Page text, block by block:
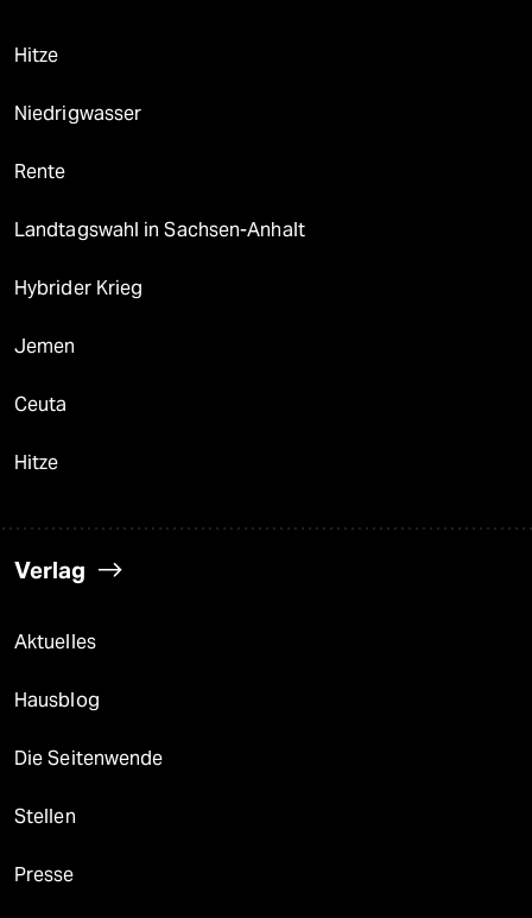
Hitze
Niedrigwasser
Rente
Landtagswahl in Sachsen-Anhalt
Hybrider Krieg
Jemen
Ceuta
Hitze
Verlag
Aktuelles
Hausblog
Die Seitenwende
Stellen
Presse